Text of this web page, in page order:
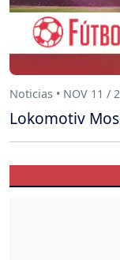
Noticias • NOV 11 /
Lokomotiv